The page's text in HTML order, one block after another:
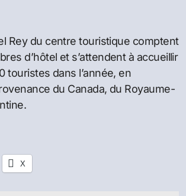
Rey du centre touristique comptent
d’hôtel et s’attendent à accueillir
touristes dans l’année, en
du Canada, du Royaume-
X